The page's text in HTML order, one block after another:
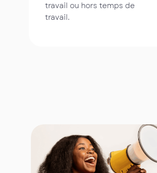
travail ou hors temps de
travail.